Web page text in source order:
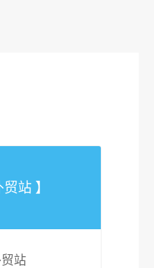
站 】
站